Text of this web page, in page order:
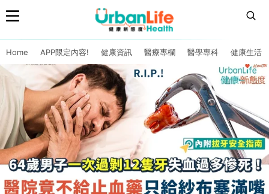
Home APP限定內容! 健康資訊 醫療專欄 醫學專科 健康生活